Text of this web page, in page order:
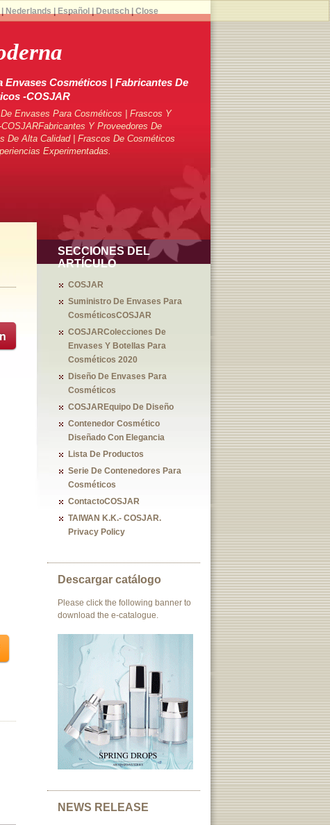
Envases Cosméticos | Fabricantes De
-COSJAR
Envases Para Cosméticos | Frascos Y
Y Proveedores De
De Alta Calidad | Frascos De Cosméticos
Experimentadas.
SECCIONES DEL
ARTÍCULO
COSJAR
Suministro De Envases Para
CosméticosCOSJAR
COSJARColecciones De
Envases Y Botellas Para
Cosméticos 2020
Diseño De Envases Para
Cosméticos
COSJAREquipo De Diseño
Contenedor Cosmético
Diseñado Con Elegancia
Lista De Productos
Serie De Contenedores Para
Cosméticos
ContactoCOSJAR
TAIWAN K.K.- COSJAR.
Privacy Policy
Descargar catálogo
Please click the following banner to
download the e-catalogue.
NEWS RELEASE
Nederlands Español Deutsch| Close